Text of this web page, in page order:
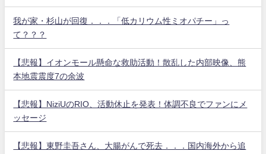
我が家・杉山が回復．．．「低カリウム性ミオパチー」っ
て？？？
【悲報】イオンモール懸命な救助活動！散乱した内部映像、熊
本地震震度7の余波
【悲報】NiziUのRIO、活動休止を発表！体調不良でファンにメ
ッセージ
【悲報】東野圭吾さん、大腸がんで死去．．．国内海外から追